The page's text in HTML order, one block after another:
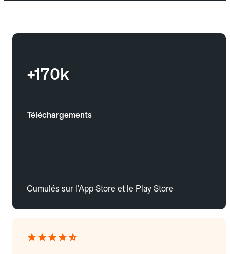
+170k
Téléchargements
Cumulés sur l'App Store et le Play Store